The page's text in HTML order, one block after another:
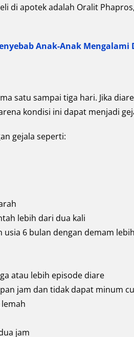
di apotek adalah Oralit
Anak-Anak Mengalami
satu sampai tiga hari. Jika
kondisi ini dapat menjadi
gejala seperti:
lebih dari dua kali
6 bulan dengan demam
atau lebih episode diare
jam dan tidak dapat minum
jam